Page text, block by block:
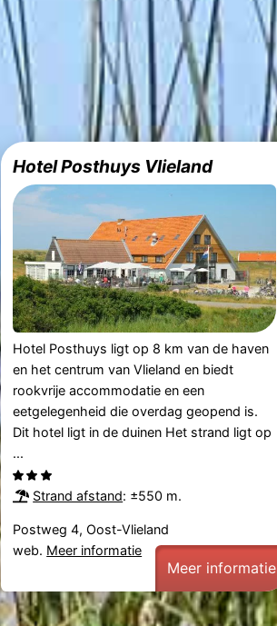
Hotel Posthuys Vlieland
Hotel Posthuys ligt op 8 km van de haven
en het centrum van Vlieland en biedt
rookvrije accommodatie en een
eetgelegenheid die overdag geopend is.
Dit hotel ligt in de duinen Het strand ligt op
...
Strand afstand: ±550 m.
Postweg 4, Oost-Vlieland
web. Meer informatie
Meer informatie